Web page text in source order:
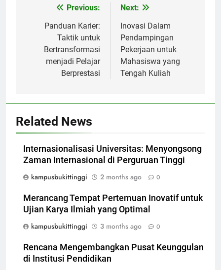
navigation
Previous:
Panduan Karier:
Taktik untuk
Bertransformasi
menjadi Pelajar
Berprestasi
Next:
Inovasi Dalam
Pendampingan
Pekerjaan untuk
Mahasiswa yang
Tengah Kuliah
Related News
Internasionalisasi Universitas: Menyongsong
Zaman Internasional di Perguruan Tinggi
kampusbukittinggi
2 months ago 0
Merancang Tempat Pertemuan Inovatif untuk
Ujian Karya Ilmiah yang Optimal
kampusbukittinggi
3 months ago 0
Rencana Mengembangkan Pusat Keunggulan
di Institusi Pendidikan